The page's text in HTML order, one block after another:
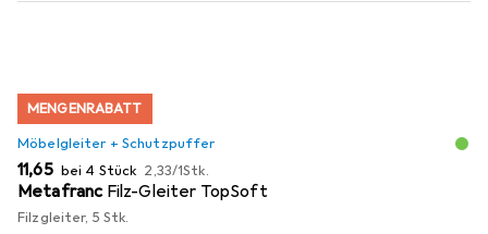
MENGENRABATT
Möbelgleiter + Schutzpuffer
EUR
11,65 bei 4 Stück EUR
2,33/1Stk.
Metafranc Filz-Gleiter TopSoft
Filzgleiter, 5 Stk.